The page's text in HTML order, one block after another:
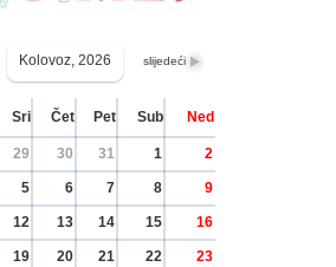
Kolovoz, 2026 slijedeći
Sri Čet Pet Sub Ned
29 30 31 1 2
5 6 7 8 9
12 13 14 15 16
19 20 21 22 23